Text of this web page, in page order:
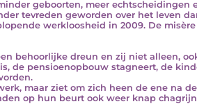
geboorten, meer echtscheidingen
tevreden geworden over het leven
werkloosheid in 2009. De
behoorlijke dreun en zij niet alleen,
de pensioenopbouw stagneert, de
maar ziet om zich heen de ene na
op hun beurt ook weer knap